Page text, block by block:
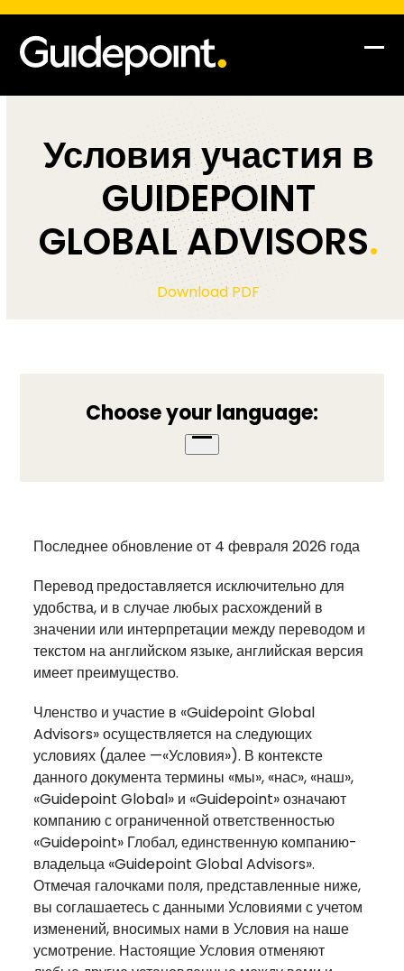
Условия участия в
GUIDEPOINT
GLOBAL ADVISORS.
Download PDF
Choose your language:
Open
Последнее обновление от 4 февраля 2026 года
Перевод предоставляется исключительно для
удобства, и в случае любых расхождений в
значении или интерпретации между переводом и
текстом на английском языке, английская версия
имеет преимущество.
Членство и участие в «Guidepoint Global
Advisors» осуществляется на следующих
условиях (далее —«Условия»). В контексте
данного документа термины «мы», «нас», «наш»,
«Guidepoint Global» и «Guidepoint» означают
компанию с ограниченной ответственностью
«Guidepoint» Глобал, единственную компанию-
владельца «Guidepoint Global Advisors».
Отмечая галочками поля, представленные ниже,
вы соглашаетесь с данными Условиями с учетом
изменений, вносимых нами в Условия на наше
усмотрение. Настоящие Условия отменяют